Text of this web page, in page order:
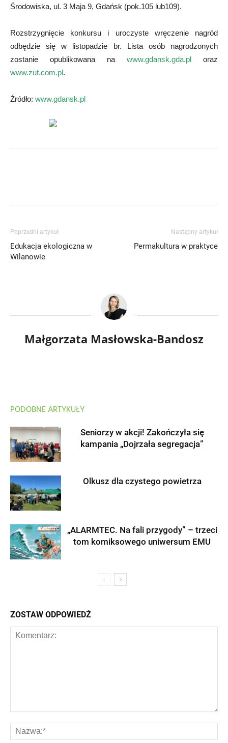
Środowiska, ul. 3 Maja 9, Gdańsk (pok.105 lub109).
Rozstrzygnięcie konkursu i uroczyste wręczenie nagród
odbędzie się w listopadzie br. Lista osób nagrodzonych
zostanie opublikowana na www.gdansk.gda.pl oraz
www.zut.com.pl.
Źródło: www.gdansk.pl
Poprzedni artykuł
Edukacja ekologiczna w
Wilanowie
Następny artykuł
Permakultura w praktyce
Małgorzata Masłowska-Bandosz
PODOBNE ARTYKUŁY
Seniorzy w akcji! Zakończyła się
kampania „Dojrzała segregacja”
Olkusz dla czystego powietrza
„ALARMTEC. Na fali przygody” – trzeci
tom komiksowego uniwersum EMU
ZOSTAW ODPOWIEDŹ